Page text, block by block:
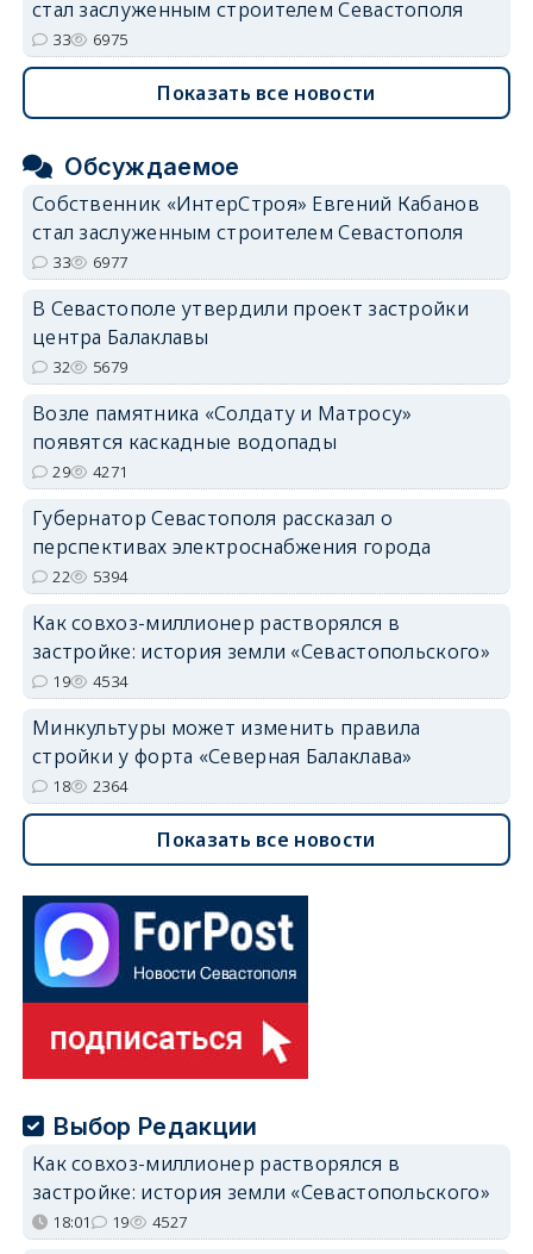
стал заслуженным строителем Севастополя
33 6975
Показать все новости
Обсуждаемое
Собственник «ИнтерСтроя» Евгений Кабанов
стал заслуженным строителем Севастополя
33 6977
В Севастополе утвердили проект застройки
центра Балаклавы
32 5679
Возле памятника «Солдату и Матросу»
появятся каскадные водопады
29 4271
Губернатор Севастополя рассказал о
перспективах электроснабжения города
22 5394
Как совхоз-миллионер растворялся в
застройке: история земли «Севастопольского»
19 4534
Минкультуры может изменить правила
стройки у форта «Северная Балаклава»
18 2364
Показать все новости
Выбор Редакции
Как совхоз-миллионер растворялся в
застройке: история земли «Севастопольского»
18:01 19 4527